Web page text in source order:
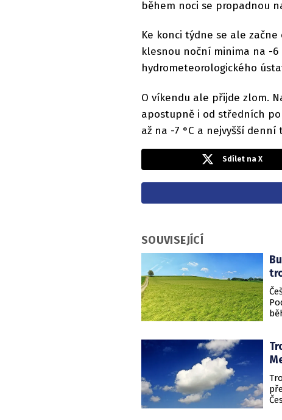
během noci se propadnou
Ke konci týdne se ale
klesnou noční minima na -
hydrometeorologického
O víkendu ale přijde zlom.
apostupně i od středních
až na -7 °C a nejvyšší
Sdílet na X
SOUVISEJÍCÍ